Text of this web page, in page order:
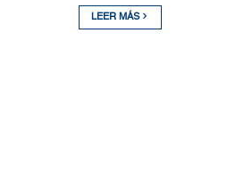
LEER MÁS